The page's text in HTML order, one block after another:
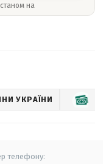
на
УКРАЇНИ
телефону: